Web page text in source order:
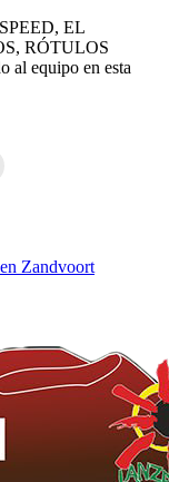
EL
RÓTULOS
equipo en esta
Zandvoort